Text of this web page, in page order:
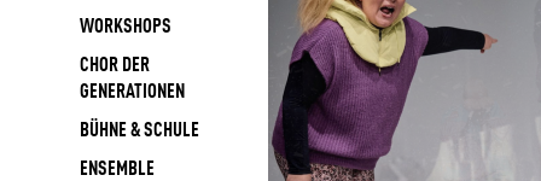
WORKSHOPS
CHOR DER
GENERATIONEN
BÜHNE & SCHULE
ENSEMBLE